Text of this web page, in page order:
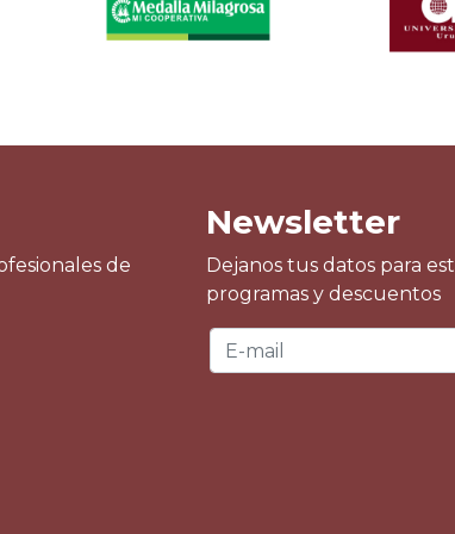
de
¡Excelentes
Móny Adorno
Newsletter
Dejanos tus datos para
programas y descuentos